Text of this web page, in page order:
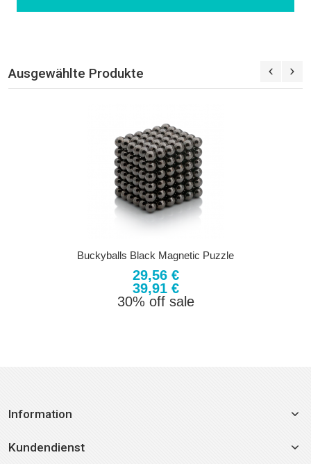
Ausgewählte Produkte
Buckyballs Black Magnetic Puzzle
29,56 €
39,91 €
30% off sale
Information
Kundendienst